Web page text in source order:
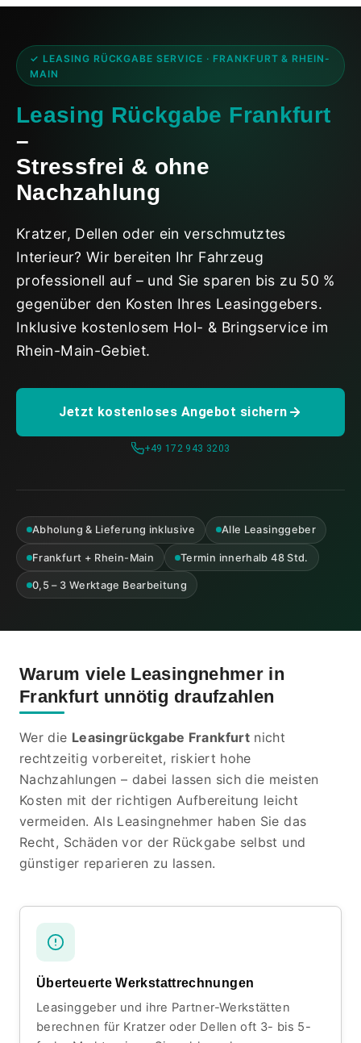
springen
✓ LEASING RÜCKGABE SERVICE · FRANKFURT & RHEIN-
MAIN
Leasing Rückgabe Frankfurt
–
Stressfrei & ohne
Nachzahlung
Kratzer, Dellen oder ein verschmutztes
Interieur? Wir bereiten Ihr Fahrzeug
professionell auf – und Sie sparen bis zu 50 %
gegenüber den Kosten Ihres Leasinggebers.
Inklusive kostenlosem Hol- & Bringservice im
Rhein-Main-Gebiet.
Jetzt kostenloses Angebot sichern
+49 172 943 3203
Abholung & Lieferung inklusive Alle Leasinggeber
Frankfurt + Rhein-Main Termin innerhalb 48 Std.
0,5 – 3 Werktage Bearbeitung
Warum viele Leasingnehmer in
Frankfurt unnötig draufzahlen
Wer die Leasingrückgabe Frankfurtnicht
rechtzeitig vorbereitet, riskiert hohe
Nachzahlungen – dabei lassen sich die meisten
Kosten mit der richtigen Aufbereitung leicht
vermeiden. Als Leasingnehmer haben Sie das
Recht, Schäden vor der Rückgabe selbst und
günstiger reparieren zu lassen.
Überteuerte Werkstattrechnungen
Leasinggeber und ihre Partner-Werkstätten
berechnen für Kratzer oder Dellen oft 3- bis 5-